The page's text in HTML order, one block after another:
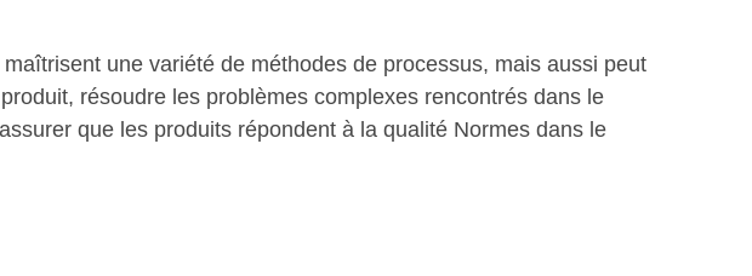
une variété de méthodes de processus, mais aussi peut
résoudre les problèmes complexes rencontrés dans le
que les produits répondent à la qualité Normes dans le